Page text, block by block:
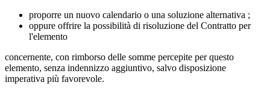
proporre un nuovo calendario o una soluzione alternativa ;
oppure offrire la possibilità di risoluzione del Contratto per
l'elemento
concernente, con rimborso delle somme percepite per questo
elemento, senza indennizzo aggiuntivo, salvo disposizione
imperativa più favorevole.